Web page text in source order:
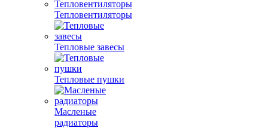
Тепловентиляторы
Тепловые завесы
Тепловые пушки
Масленые
радиаторы